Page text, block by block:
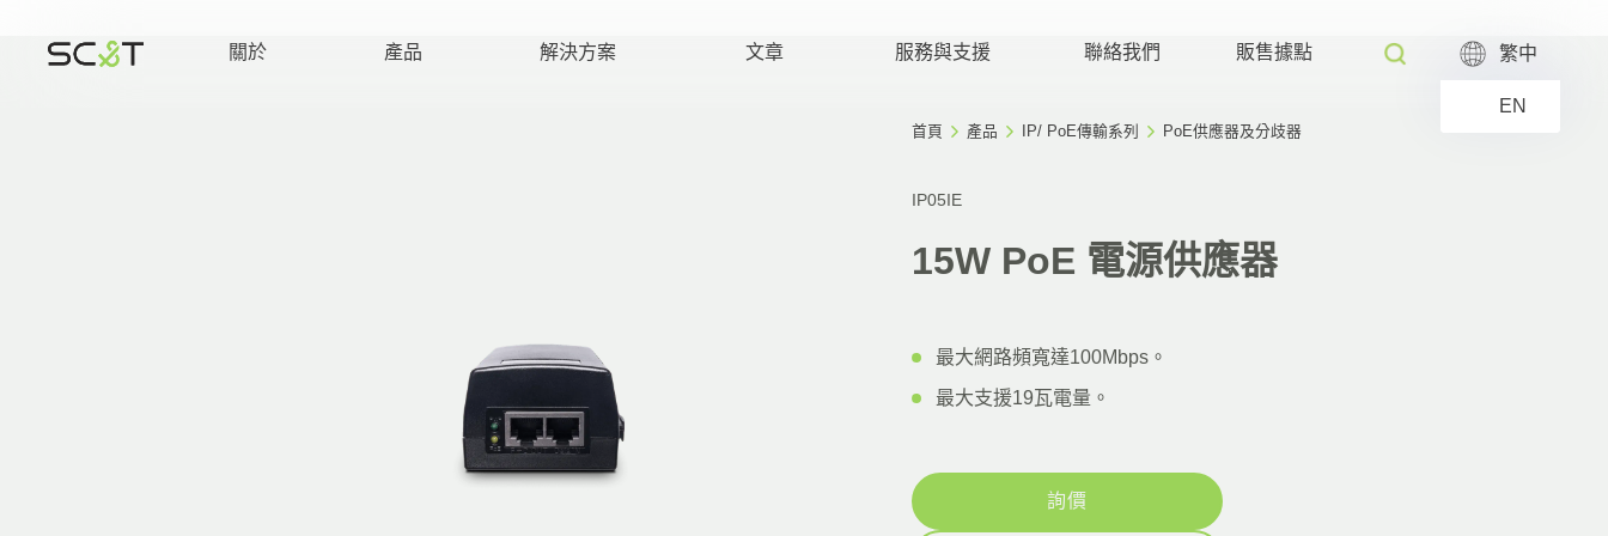
關於 產品 解決方案 文章 服務與支援 聯絡我們 販售據點 繁中
EN
首頁 產品 IP/ PoE傳輸系列 PoE供應器及分歧器
IP05IE
15W PoE 電源供應器
最大網路頻寬達100Mbps。
最大支援19瓦電量。
詢價